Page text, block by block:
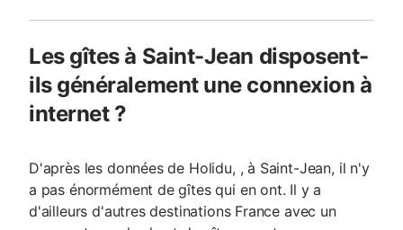
Les gîtes à Saint-Jean disposent-
ils généralement une connexion à
internet ?
D'après les données de Holidu, , à Saint-Jean, il n'y
a pas énormément de gîtes qui en ont. Il y a
d'ailleurs d'autres destinations France avec un